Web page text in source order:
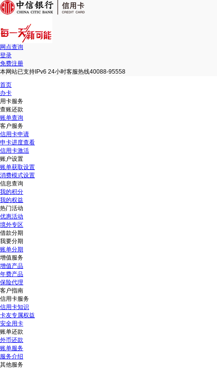
网点查询
登录
免费注册
本网站已支持IPv6 24小时客服热线40088-95558
首页
办卡
用卡服务
查账还款
账单查询
客户服务
信用卡申请
申卡进度查看
信用卡激活
账户设置
账单获取设置
消费模式设置
信息查询
我的积分
我的权益
热门活动
优惠活动
境外专区
借款分期
我要分期
账单分期
增值服务
增值产品
年费产品
保险代理
客户指南
信用卡服务
信用卡知识
卡友专属权益
安全用卡
账单还款
外币还款
账单服务
服务介绍
其他服务